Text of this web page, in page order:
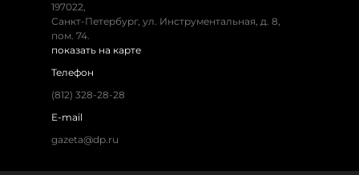
197022,
Санкт-Петербург, ул. Инструментальная, д. 8,
пом. 74.
показать на карте
Телефон
(812) 328-28-28
E-mail
gazeta@dp.ru